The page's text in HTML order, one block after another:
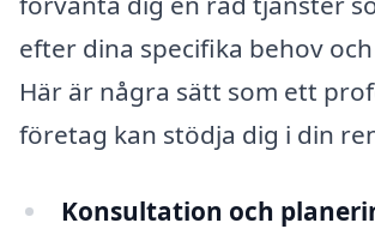
efter dina specifika behov
Här är några sätt som ett
företag kan stödja dig i din
Konsultation och